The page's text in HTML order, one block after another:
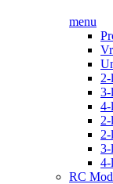
menu
3-
4-
3-
4-
RC